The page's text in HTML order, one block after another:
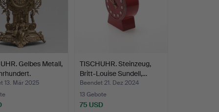
Gelbes Metall,
13. Mär 2025
TISCHUHR. Steinzeug,
Britt-Louise Sundell,…
Beendet 21. Dez 2024
13 Gebote
75 USD